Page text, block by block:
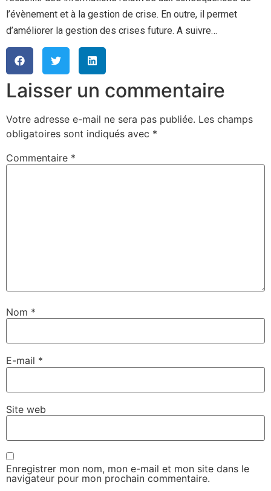
l’évènement et à la gestion de crise. En outre, il permet
d’améliorer la gestion des crises future. A suivre…
Laisser un commentaire
Votre adresse e-mail ne sera pas publiée. Les champs
obligatoires sont indiqués avec *
Commentaire *
Nom *
E-mail *
Site web
Enregistrer mon nom, mon e-mail et mon site dans le
navigateur pour mon prochain commentaire.